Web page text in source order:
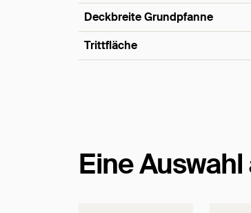
Deckbreite Grundpfanne
Trittfläche
Eine